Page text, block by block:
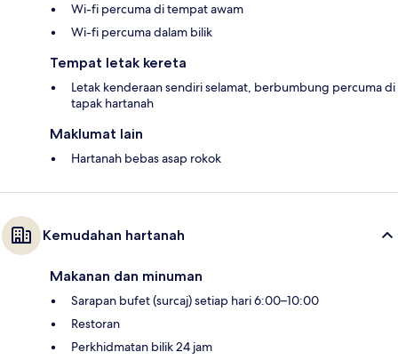
Wi-fi percuma di tempat awam
Wi-fi percuma dalam bilik
Tempat letak kereta
Letak kenderaan sendiri selamat, berbumbung percuma di
tapak hartanah
Maklumat lain
Hartanah bebas asap rokok
Kemudahan hartanah
Makanan dan minuman
Sarapan bufet (surcaj) setiap hari 6:00–10:00
Restoran
Perkhidmatan bilik 24 jam